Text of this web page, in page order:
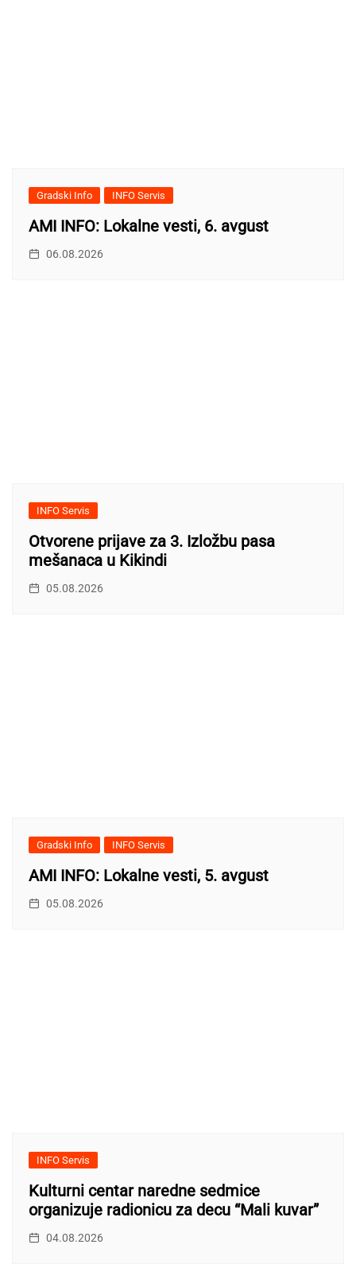
Gradski Info INFO Servis
AMI INFO: Lokalne vesti, 6. avgust
06.08.2026
INFO Servis
Otvorene prijave za 3. Izložbu pasa
mešanaca u Kikindi
05.08.2026
Gradski Info INFO Servis
AMI INFO: Lokalne vesti, 5. avgust
05.08.2026
INFO Servis
Kulturni centar naredne sedmice
organizuje radionicu za decu “Mali kuvar”
04.08.2026